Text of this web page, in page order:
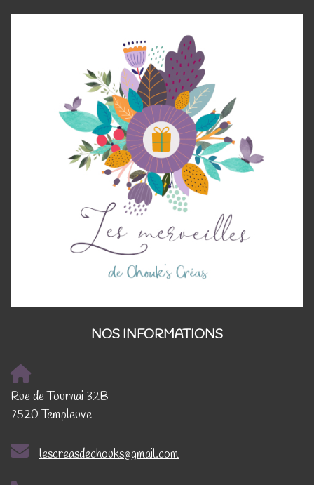
NOS INFORMATIONS
Rue de Tournai 32B
7520 Templeuve
lescreasdechouks@gmail.com